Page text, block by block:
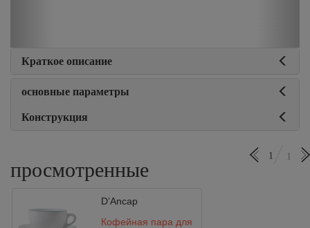
Краткое описание
основные параметры
Конструкция
просмотренные
1 1
D’Ancap
Кофейная пара для